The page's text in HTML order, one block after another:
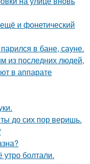
и фонетический
в бане, сауне.
из последних людей,
в аппарате
до сих пор веришь.
утро болтали.